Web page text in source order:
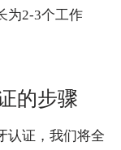
为2-3个工作
的步骤
认证，我们将全